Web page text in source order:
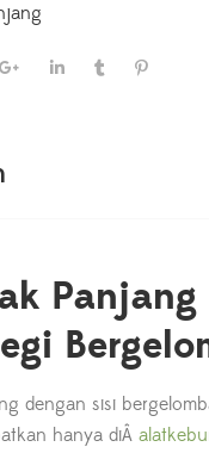
dengan sisi
hanya diÂ